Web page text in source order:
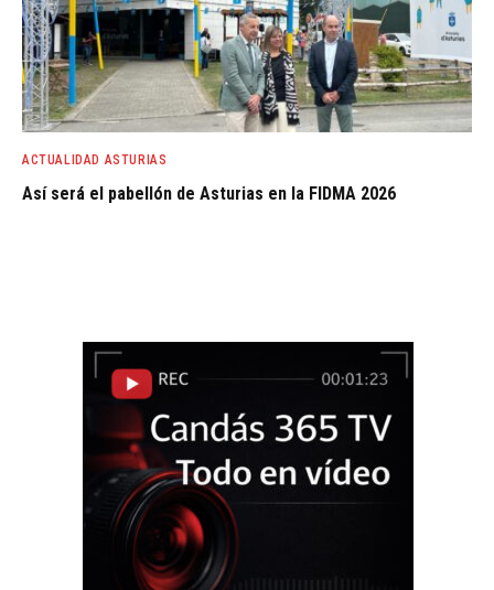
ACTUALIDAD ASTURIAS
Así será el pabellón de Asturias en la FIDMA 2026